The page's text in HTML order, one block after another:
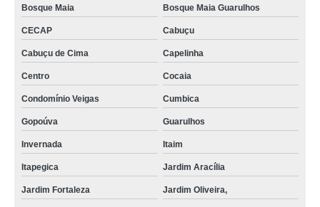
Bosque Maia Bosque Maia Guarulhos
CECAP Cabuçu
Cabuçu de Cima Capelinha
Centro Cocaia
Condomínio Veigas Cumbica
Gopoúva Guarulhos
Invernada Itaim
Itapegica Jardim Aracília
Jardim Fortaleza Jardim Oliveira,